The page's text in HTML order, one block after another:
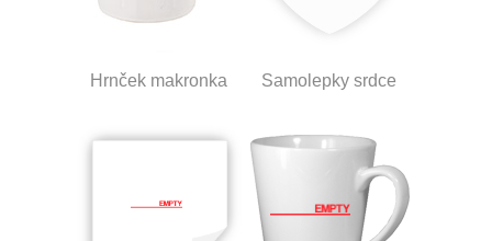
Hrnček makronka Samolepky srdce